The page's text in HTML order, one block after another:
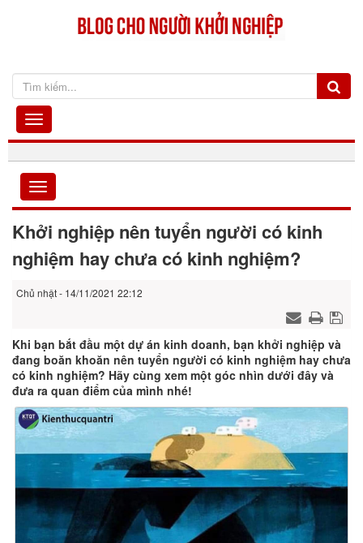
Khởi nghiệp nên tuyển người có kinh
nghiệm hay chưa có kinh nghiệm?
Chủ nhật - 14/11/2021 22:12
Khi bạn bắt đầu một dự án kinh doanh, bạn khởi nghiệp và
đang boăn khoăn nên tuyển người có kinh nghiệm hay chưa
có kinh nghiệm? Hãy cùng xem một góc nhìn dưới đây và
đưa ra quan điểm của mình nhé!